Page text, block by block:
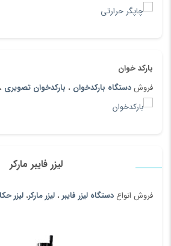
بارکد خوان
فروشدستگاه بارکدخوان ، بارکدخوان تصویری ،
لیزر فایبر مارکر
فروش انواع دستگاه لیزر فایبر ، لیزر مارکر، لیزر